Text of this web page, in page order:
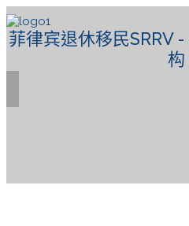
菲律宾退休移民SRRV
构